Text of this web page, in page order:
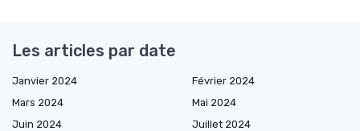
Les articles par date
Janvier 2024
Février 2024
Mars 2024
Mai 2024
Juin 2024
Juillet 2024